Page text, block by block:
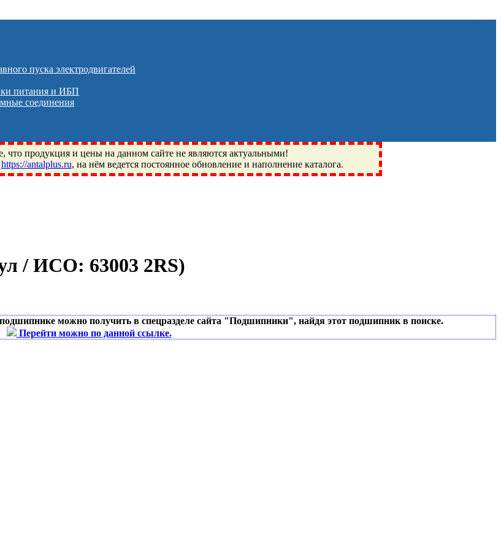
пуска электродвигателей
питания и ИБП
соединения
продукция и цены на данном сайте не являются актуальными!
https://antalplus.ru, на нём ведется постоянное обновление и наполнение каталога.
Москва, Пушкино, Королёв, Балашиха, Фряново, Монино, Ивантеевка, подшипники, пневматика, метизы,
ZWZ, CRAFT, СПЗ-4, NECTECH, KG, LQY, DPI, BSN, SPZ, РФ, BMZ, ХАРП, CX, РОЛТОМ, APZ, FBJ, KYK,
/ ИСО: 63003 2RS)
можно получить в спецразделе сайта "Подшипники", найдя этот подшипник в поиске.
Перейти можно по данной ссылке.